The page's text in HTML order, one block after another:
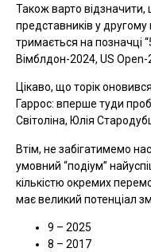
Також варто відзначити,
представників у
тримається на позначці
Вімблдон-2024, US Open-
Цікаво, що торік
Гаррос: вперше туди
Світоліна, Юлія
Втім, не забігатимемо
умовний “подіум”
кількістю окремих
має великий потенціал
9 – 2025
8 – 2017